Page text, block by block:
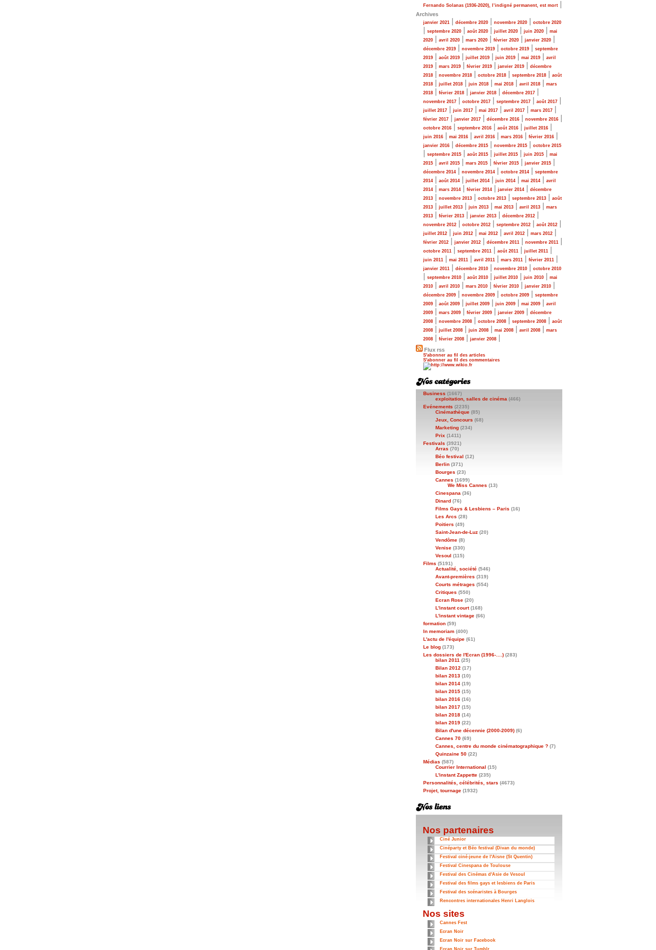
Fernando Solanas (1936-2020), l’indigné permanent, est mort
Archives
janvier 2021 décembre 2020 novembre 2020 octobre 2020
septembre 2020 août 2020 juillet 2020 juin 2020
mai
2020
avril 2020 mars 2020 février 2020 janvier 2020
décembre 2019 novembre 2019 octobre 2019
septembre
2019
août 2019 juillet 2019 juin 2019 mai 2019
avril
2019
mars 2019 février 2019 janvier 2019
décembre
2018
novembre 2018 octobre 2018 septembre 2018
août
2018
juillet 2018 juin 2018 mai 2018 avril 2018
mars
2018
février 2018 janvier 2018 décembre 2017
novembre 2017 octobre 2017 septembre 2017 août 2017
juillet 2017 juin 2017 mai 2017 avril 2017 mars 2017
février 2017 janvier 2017 décembre 2016 novembre 2016
octobre 2016 septembre 2016 août 2016 juillet 2016
juin 2016 mai 2016 avril 2016 mars 2016 février 2016
janvier 2016 décembre 2015 novembre 2015 octobre 2015
septembre 2015 août 2015 juillet 2015 juin 2015
mai
2015
avril 2015 mars 2015 février 2015 janvier 2015
décembre 2014 novembre 2014 octobre 2014
septembre
2014
août 2014 juillet 2014 juin 2014 mai 2014
avril
2014
mars 2014 février 2014 janvier 2014
décembre
2013
novembre 2013 octobre 2013 septembre 2013
août
2013
juillet 2013 juin 2013 mai 2013 avril 2013
mars
2013
février 2013 janvier 2013 décembre 2012
novembre 2012 octobre 2012 septembre 2012 août 2012
juillet 2012 juin 2012 mai 2012 avril 2012 mars 2012
février 2012 janvier 2012 décembre 2011 novembre 2011
octobre 2011 septembre 2011 août 2011 juillet 2011
juin 2011 mai 2011 avril 2011 mars 2011 février 2011
janvier 2011 décembre 2010 novembre 2010 octobre 2010
septembre 2010 août 2010 juillet 2010 juin 2010
mai
2010
avril 2010 mars 2010 février 2010 janvier 2010
décembre 2009 novembre 2009 octobre 2009
septembre
2009
août 2009 juillet 2009 juin 2009 mai 2009
avril
2009
mars 2009 février 2009 janvier 2009
décembre
2008
novembre 2008 octobre 2008 septembre 2008
août
2008
juillet 2008 juin 2008 mai 2008 avril 2008
mars
2008
février 2008 janvier 2008
Flux rss
S'abonner au fil des articles
S'abonner au fil des commentaires
Business (1667)
exploitation, salles de cinéma (466)
Evénements (2235)
Cinémathèque (85)
Jeux, Concours (68)
Marketing (234)
Prix (1411)
Festivals (3921)
Arras (70)
Béo festival (12)
Berlin (371)
Bourges (23)
Cannes (1699)
We Miss Cannes (13)
Cinespana (36)
Dinard (76)
Films Gays & Lesbiens – Paris (16)
Les Arcs (28)
Poitiers (49)
Saint-Jean-de-Luz (20)
Vendôme (8)
Venise (330)
Vesoul (115)
Films (5191)
Actualité, société (546)
Avant-premières (319)
Courts métrages (554)
Critiques (550)
Ecran Rose (20)
L'instant court(168)
L'instant vintage (66)
formation (59)
In memoriam (400)
L'actu de l'équipe (61)
Le blog (173)
Les dossiers de l'Ecran (1996-….) (283)
bilan 2011 (25)
Bilan 2012 (17)
bilan 2013 (10)
bilan 2014 (19)
bilan 2015 (15)
bilan 2016 (16)
bilan 2017 (15)
bilan 2018 (14)
bilan 2019 (22)
Bilan d'une décennie (2000-2009) (6)
Cannes 70 (69)
Cannes, centre du monde cinématographique ? (7)
Quinzaine 50 (22)
Médias (587)
Courrier International (15)
L'instant Zappette (235)
Personnalités, célébrités, stars (4673)
Projet, tournage (1932)
Nos partenaires
Ciné Junior
Cinéparty et Béo festival (Divan du monde)
Festival ciné-jeune de l'Aisne (St Quentin)
Festival Cinespana de Toulouse
Festival des Cinémas d'Asie de Vesoul
Festival des films gays et lesbiens de Paris
Festival des scénaristes à Bourges
Rencontres internationales Henri Langlois
Nos sites
Cannes Fest
Ecran Noir
Ecran Noir sur Facebook
Ecran Noir sur Tumblr